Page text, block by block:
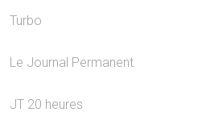
Turbo
Le Journal Permanent
JT 20 heures